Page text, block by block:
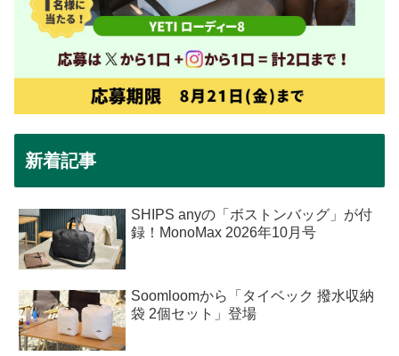
新着記事
SHIPS anyの「ボストンバッグ」が付
録！MonoMax 2026年10月号
Soomloomから「タイベック 撥水収納
袋 2個セット」登場